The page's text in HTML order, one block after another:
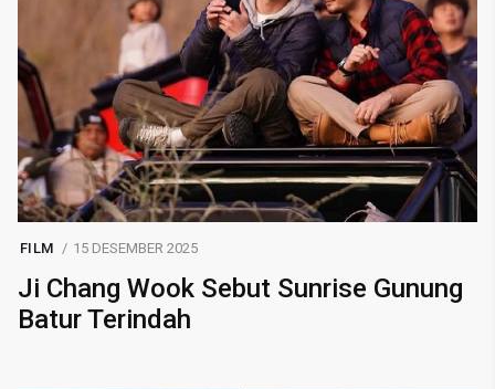
FILM 15 DESEMBER 2025
Ji Chang Wook Sebut Sunrise Gunung
Batur Terindah